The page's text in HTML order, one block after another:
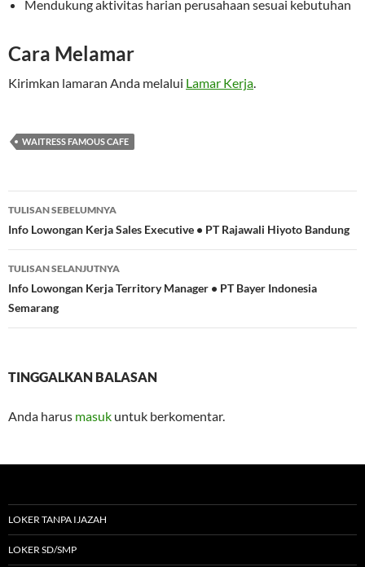
Mendukung aktivitas harian perusahaan sesuai kebutuhan
Cara Melamar
Kirimkan lamaran Anda melalui Lamar Kerja.
WAITRESS FAMOUS CAFE
Navigasi
Tulisan
TULISAN SEBELUMNYA
Info Lowongan Kerja Sales Executive • PT Rajawali Hiyoto Bandung
TULISAN SELANJUTNYA
Info Lowongan Kerja Territory Manager • PT Bayer Indonesia
Semarang
TINGGALKAN BALASAN
Anda harus masuk untuk berkomentar.
LOKER TANPA IJAZAH
LOKER SD/SMP